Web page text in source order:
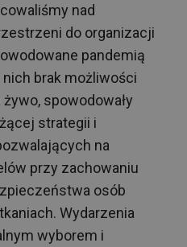
nad
do organizacji
pandemią
nich brak możliwości
spowodowały
strategii i
na
przy zachowaniu
osób
Wydarzenia
wyborem i